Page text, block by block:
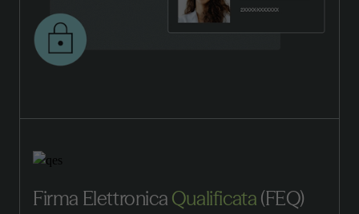
Firma Elettronica Qualificata (FEQ)